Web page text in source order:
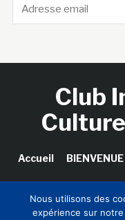
Club
Accueil BIENVENUE
Nous utilisons des
expérience sur